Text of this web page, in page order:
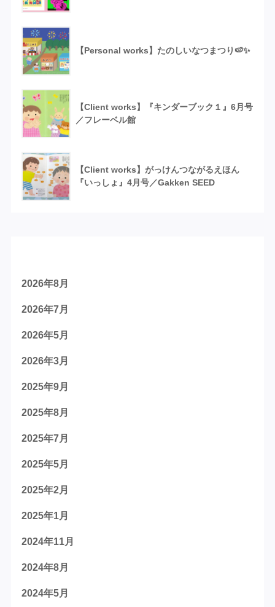
【Personal works】たのしいなつまつり🍉✨
【Client works】『キンダーブック１』6月号
／フレーベル館
【Client works】がっけんつながるえほん
『いっしょ』4月号／Gakken SEED
2026年8月
2026年7月
2026年5月
2026年3月
2025年9月
2025年8月
2025年7月
2025年5月
2025年2月
2025年1月
2024年11月
2024年8月
2024年5月